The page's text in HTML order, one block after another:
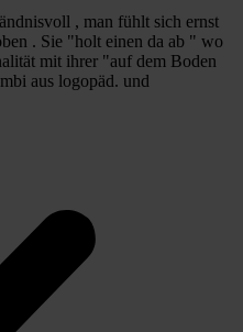
, man fühlt sich ernst
. Sie "holt einen da ab " wo
mit ihrer "auf dem Boden
aus logopäd. und